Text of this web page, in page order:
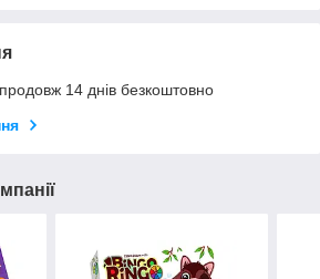
14 днів безкоштовно